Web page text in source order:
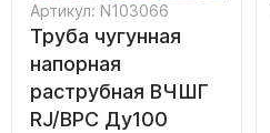
Артикул: N103066
Труба чугунная
напорная
раструбная ВЧШГ
RJ/ВРС Ду100